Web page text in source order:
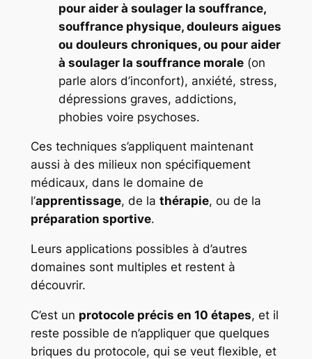
pour aider à soulager la souffrance,
souffrance physique, douleurs aigues
ou douleurs chroniques, ou pour aider
à soulager la souffrance morale(on
parle alors d’inconfort), anxiété, stress,
dépressions graves, addictions,
phobies voire psychoses.
Ces techniques s’appliquent maintenant
aussi à des milieux non spécifiquement
médicaux, dans le domaine de
l’apprentissage, de la thérapie, ou de la
préparation sportive.
Leurs applications possibles à d’autres
domaines sont multiples et restent à
découvrir.
C’est un protocole précis en 10 étapes, et il
reste possible de n’appliquer que quelques
briques du protocole, qui se veut flexible, et